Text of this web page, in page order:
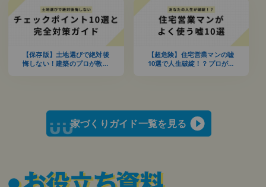
【保存版】土地選びで絶対後
悔しない！建築のプロが教え
【超危険】住宅営業マンの嘘
10選で人生破綻！？プロが
家づくりガイド一覧を見る